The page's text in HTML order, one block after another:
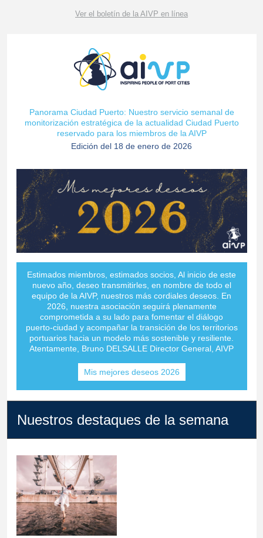
Ver el boletín de la AIVP en línea
Panorama Ciudad Puerto: Nuestro servicio semanal de
monitorización estratégica de la actualidad Ciudad Puerto
reservado para los miembros de la AIVP
Edición del 18 de enero de 2026
Estimados miembros, estimados socios, Al inicio de este
nuevo año, deseo transmitirles, en nombre de todo el
equipo de la AIVP, nuestros más cordiales deseos. En
2026, nuestra asociación seguirá plenamente
comprometida a su lado para fomentar el diálogo
puerto-ciudad y acompañar la transición de los territorios
portuarios hacia un modelo más sostenible y resiliente.
Atentamente, Bruno DELSALLE Director General, AIVP
Mis mejores deseos 2026
Nuestros destaques de la semana